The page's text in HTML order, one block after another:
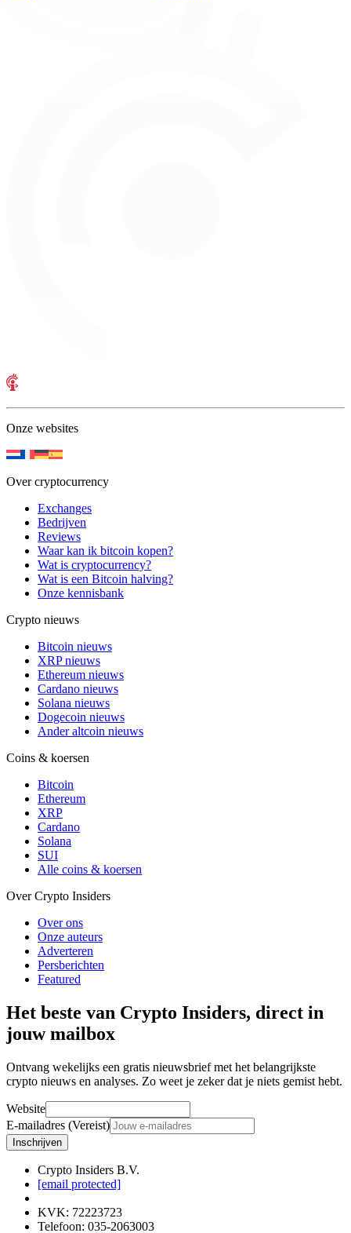
Onze websites
Over cryptocurrency
Exchanges
Bedrijven
Reviews
Waar kan ik bitcoin kopen?
Wat is cryptocurrency?
Wat is een Bitcoin halving?
Onze kennisbank
Crypto nieuws
Bitcoin nieuws
XRP nieuws
Ethereum nieuws
Cardano nieuws
Solana nieuws
Dogecoin nieuws
Ander altcoin nieuws
Coins & koersen
Bitcoin
Ethereum
XRP
Cardano
Solana
SUI
Alle coins & koersen
Over Crypto Insiders
Over ons
Onze auteurs
Adverteren
Persberichten
Featured
Het beste van Crypto Insiders, direct in
jouw mailbox
Ontvang wekelijks een gratis nieuwsbrief met het belangrijkste
crypto nieuws en analyses. Zo weet je zeker dat je niets gemist hebt.
Website
E-mailadres (Vereist)
Inschrijven
Crypto Insiders B.V.
[email protected]
KVK: 72223723
Telefoon: 035-2063003